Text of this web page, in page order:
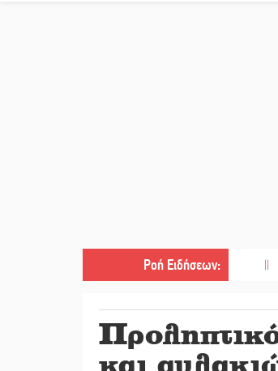
Ροή Ειδήσεων: 4,2
και